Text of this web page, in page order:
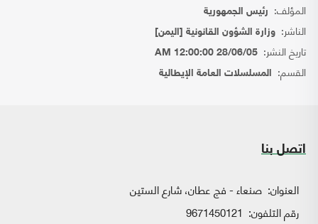
المؤلف: رئيس الجمهورية
الناشر: وزارة الشؤون القانونية [اليمن]
تاريخ النشر: 28/06/05 12:00:00 AM
القسم: المسلسلات العامة الإيطالية
اتصل بنا
العنوان: صنعاء - فج عطان، شارع الستين
رقم التلفون: 9671450121